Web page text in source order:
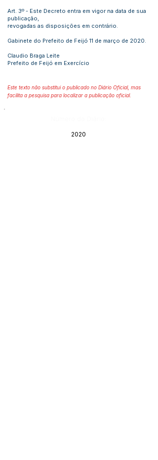
Art. 3º - Este Decreto entra em vigor na data de sua
publicação,
revogadas as disposições em contrário.
Gabinete do Prefeito de Feijó 11 de março de 2020.
Claudio Braga Leite
Prefeito de Feijó em Exercício
Este texto não substitui o publicado no Diário Oficial, mas
facilita a pesquisa para localizar a publicação oficial.
2020